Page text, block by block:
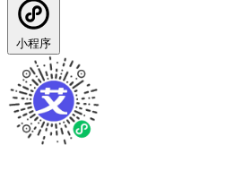
小程序